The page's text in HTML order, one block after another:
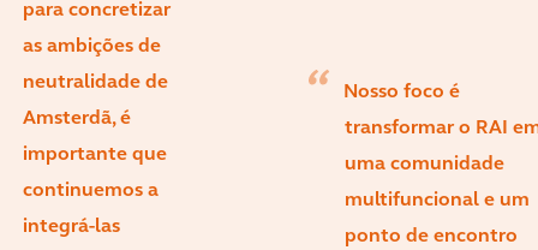
para concretizar
as ambições de
neutralidade de
Amsterdã, é
importante que
continuemos a
integrá-las
Nosso foco é
transformar o RAI
uma comunidade
multifuncional e um
ponto de encontro